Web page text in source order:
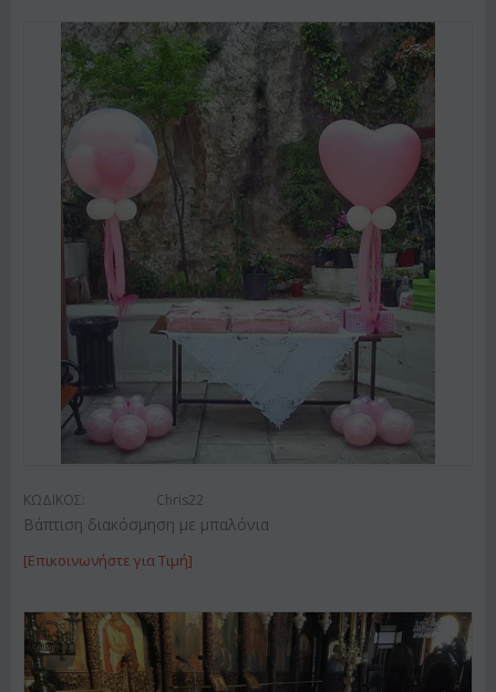
ΚΩΔΙΚΟΣ: Chris22
Βάπτιση διακόσμηση με μπαλόνια
[Επικοινωνήστε για Τιμή]